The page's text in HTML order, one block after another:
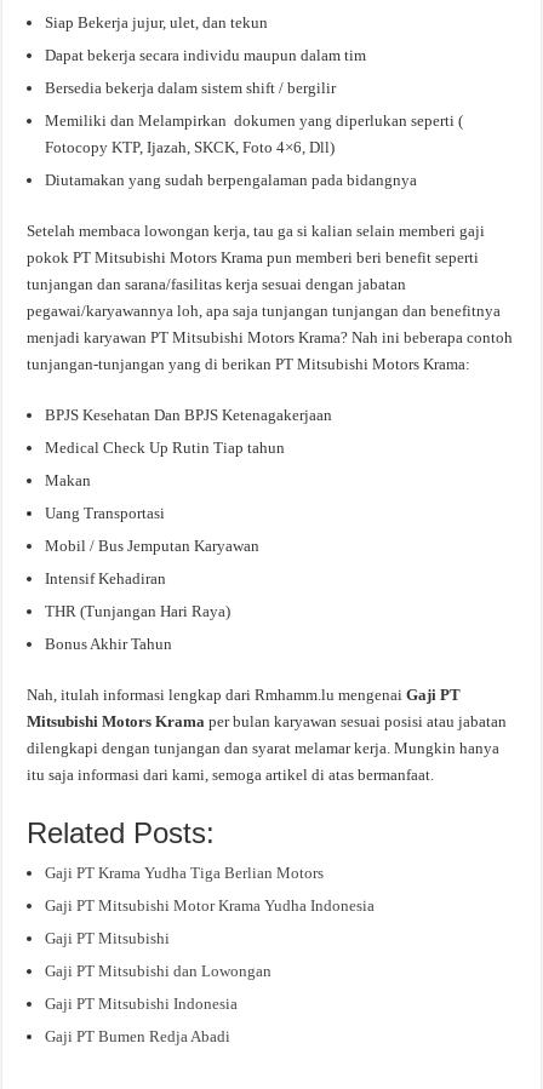
Siap Bekerja jujur, ulet, dan tekun
Dapat bekerja secara individu maupun dalam tim
Bersedia bekerja dalam sistem shift / bergilir
Memiliki dan Melampirkan dokumen yang diperlukan seperti (
Fotocopy KTP, Ijazah, SKCK, Foto 4×6, Dll)
Diutamakan yang sudah berpengalaman pada bidangnya
Setelah membaca lowongan kerja, tau ga si kalian selain memberi gaji
pokok PT Mitsubishi Motors Krama pun memberi beri benefit seperti
tunjangan dan sarana/fasilitas kerja sesuai dengan jabatan
pegawai/karyawannya loh, apa saja tunjangan tunjangan dan benefitnya
menjadi karyawan PT Mitsubishi Motors Krama? Nah ini beberapa contoh
tunjangan-tunjangan yang di berikan PT Mitsubishi Motors Krama:
BPJS Kesehatan Dan BPJS Ketenagakerjaan
Medical Check Up Rutin Tiap tahun
Makan
Uang Transportasi
Mobil / Bus Jemputan Karyawan
Intensif Kehadiran
THR (Tunjangan Hari Raya)
Bonus Akhir Tahun
Nah, itulah informasi lengkap dari Rmhamm.lu mengenaiGaji PT
Mitsubishi Motors Krama per bulan karyawan sesuai posisi atau jabatan
dilengkapi dengan tunjangan dan syarat melamar kerja. Mungkin hanya
itu saja informasi dari kami, semoga artikel di atas bermanfaat.
Related Posts:
Gaji PT Krama Yudha Tiga Berlian Motors
Gaji PT Mitsubishi Motor Krama Yudha Indonesia
Gaji PT Mitsubishi
Gaji PT Mitsubishi dan Lowongan
Gaji PT Mitsubishi Indonesia
Gaji PT Bumen Redja Abadi